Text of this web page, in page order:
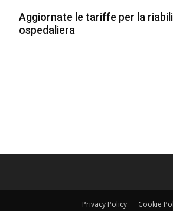
Aggiornate le tariffe per la
ospedaliera
Privacy Policy Cookie